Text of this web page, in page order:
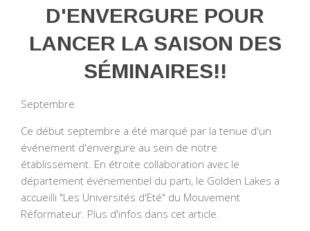
D'ENVERGURE POUR
LANCER LA SAISON DES
SÉMINAIRES!!
Septembre
Ce début septembre a été marqué par la tenue d'un
événement d'envergure au sein de notre
établissement. En étroite collaboration avec le
département événementiel du parti, le Golden Lakes a
accueilli "Les Universités d'Eté" du Mouvement
Réformateur. Plus d'infos dans cet article.